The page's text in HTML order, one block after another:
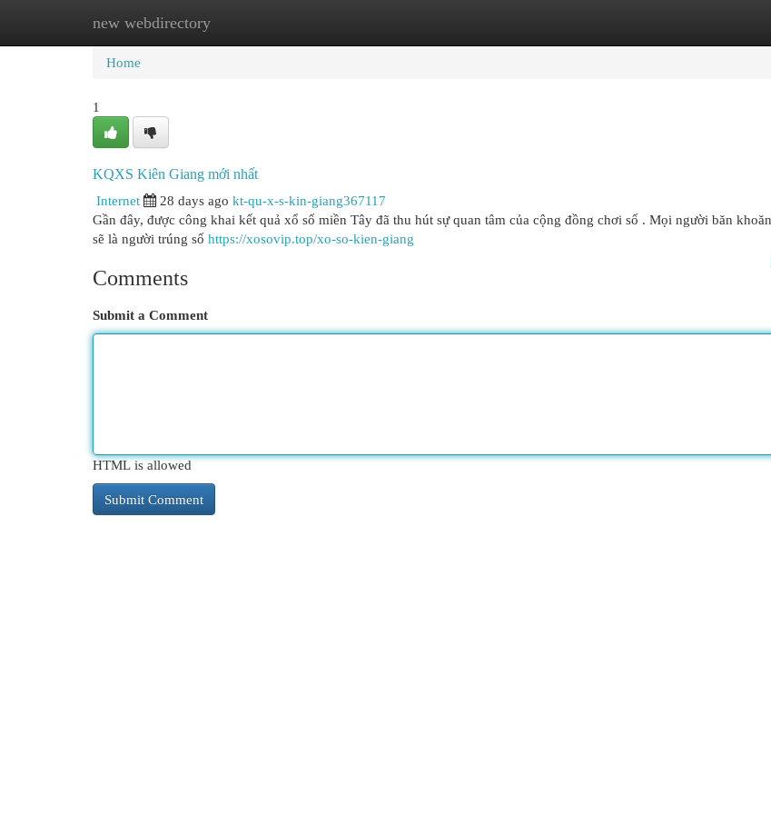
new webdirectory
Home New Site Listings
Home
1
KQXS Kiên Giang mới nhất
Internet
28 days ago kt-qu-x-s-kin-giang367117
Gần đây, được công khai kết quả xổ số miền Tây đã thu hút sự quan tâm của cộng đồng chơi số . Mọi người băn
sẽ là người trúng số https://xosovip.top/xo-so-kien-giang
Comments
Submit a Comment
HTML is allowed